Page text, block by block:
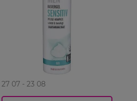
27 07 - 23 08